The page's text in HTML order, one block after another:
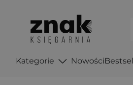
Kategorie Nowości